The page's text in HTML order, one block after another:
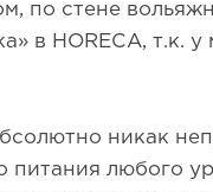
по стене
в HORECA, т.к.
никак
питания любого